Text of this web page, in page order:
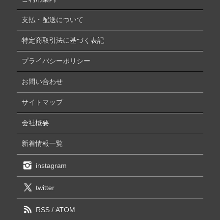
支払・配送について
特定商取引法に基づく表記
プライバシーポリシー
お問い合わせ
サイトマップ
会社概要
新着情報一覧
instagram
twitter
RSS/ ATOM